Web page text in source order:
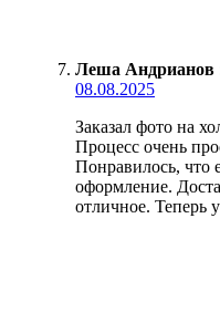
Леша Андрианов
08.08.2025
Заказал фото на
Процесс очень
Понравилось, что
оформление.
отличное. Теперь